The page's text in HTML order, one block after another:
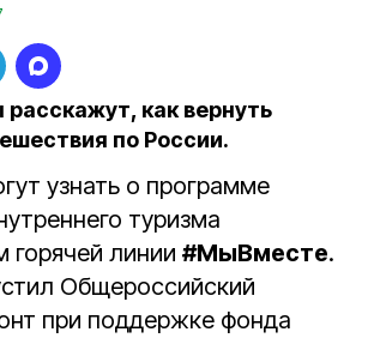
как вернуть
по России.
узнать о программе
туризма
горячей линии #МыВместе.
Общероссийский
при поддержке фонда